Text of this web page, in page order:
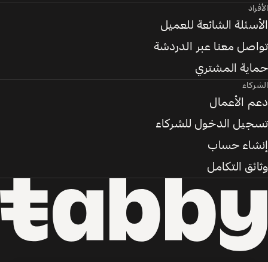
الأفراد
الأسئلة الشائعة للعميل
تواصل معنا عبر الدردشة
حماية المشتري
الشركاء
دعم الأعمال
تسجيل الدخول للشركاء
إنشاء حساب
وثائق التكامل